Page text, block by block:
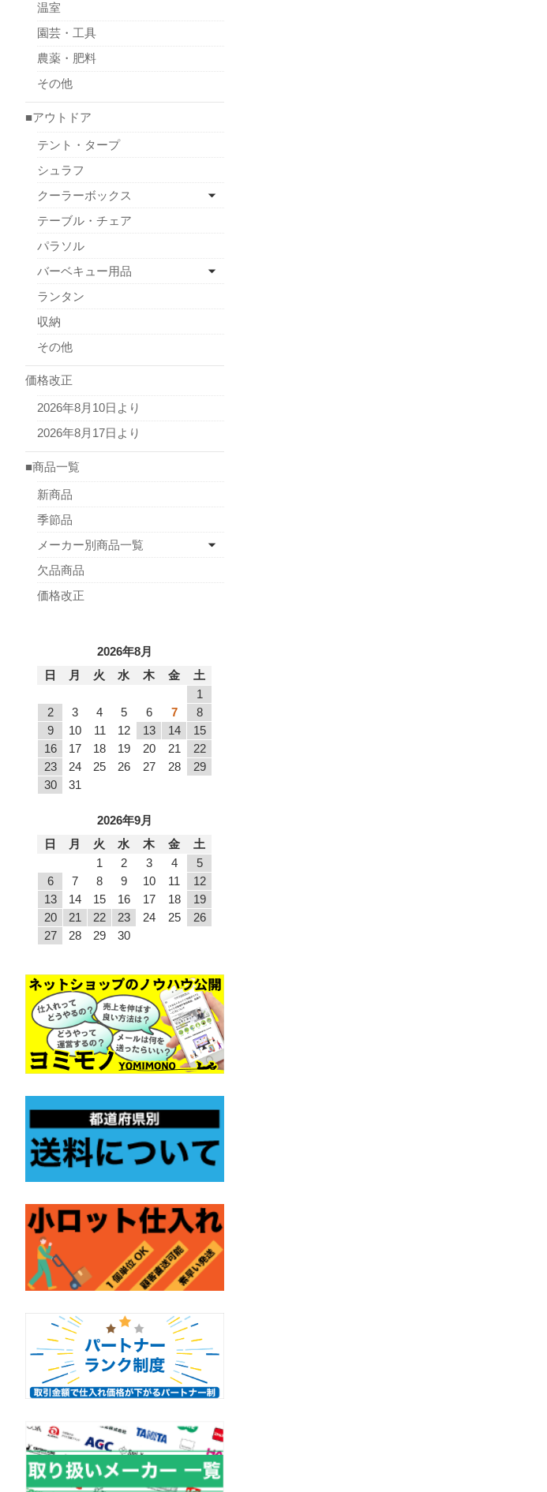
温室
園芸・工具
農薬・肥料
その他
■アウトドア
テント・タープ
シュラフ
クーラーボックス
テーブル・チェア
パラソル
バーベキュー用品
ランタン
収納
その他
価格改正
2026年8月10日より
2026年8月17日より
■商品一覧
新商品
季節品
メーカー別商品一覧
欠品商品
価格改正
2026年8月
日
月 火 水 木 金
土
1
2
3 4 5 6 7
8
9
10 11 12 13 14
15
16
17 18 19 20 21
22
23
24 25 26 27 28
29
30
31
2026年9月
日
月 火 水 木 金
土
1
2 3 4
5
6
7 8 9 10 11
12
13
14 15 16 17 18
19
20
21 22 23 24 25
26
27
28 29 30